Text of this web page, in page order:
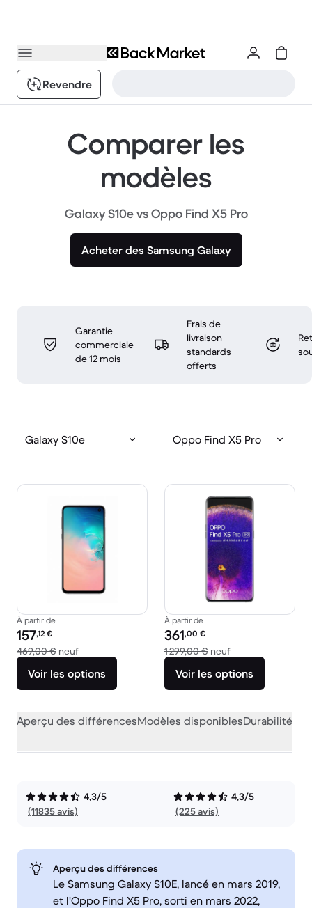
Revendre
Comparer les
modèles
Galaxy S10e vs Oppo Find X5 Pro
Acheter des Samsung Galaxy
Garantie
commerciale
de 12 mois
Frais de
livraison
standards
offerts
Galaxy S10e Oppo Find X5 Pro
À partir de
Prix reconditionné :
157,12 €
469,00 € neufcontre 469,00 € neuf
Voir les options
À partir de
Prix reconditionné :
361,00 €
1 299,00 € neufcontre 1 299,00 €
Voir les options
Aperçu des différencesModèles disponiblesDurabilité
4,3/5
(11835 avis)
4,3/5
(225 avis)
Aperçu des différences
Le Samsung Galaxy S10E, lancé en mars 2019,
et l'Oppo Find X5 Pro, sorti en mars 2022,